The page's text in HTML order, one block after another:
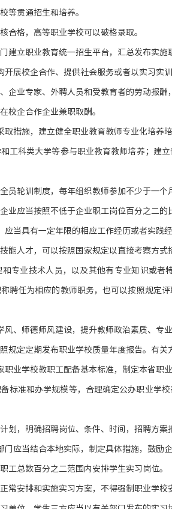
等贯通招生和培养。
合格，高等职业学校可以破格录取。
建立职业教育统一招生平台，汇总发布实
展校企合作、提供社会服务或者以实习实
企业专家、外聘人员和受教育者的劳动报
校企合作企业兼职取酬。
措施，建立健全职业教育教师专业化培养
工科类大学等参与职业教育教师培养；建
员轮训制度，每年组织教师参加不少于一个
业应当按照不低于企业职工岗位百分之二的
当具有一定年限的相应工作经历或者实践
能人才，可以按照国家规定以直接考察方式
专业技术人员，以及其他有专业知识或
聘任为相应的教师职务，也可以按照规定
、师德师风建设，提升教师政治素质、专
规定定期发布职业学校质量年度报告。有
业学校教职工配备基本标准，制定本省职业
标准和办学规模等，合理确定公办职业学
划，明确招聘岗位、条件、时间，招聘方
应当结合本地实际，制定具体措施，鼓励
工总数百分之二范围内安排学生实习岗位。
常安排和实施实习方案，不得强制职业学